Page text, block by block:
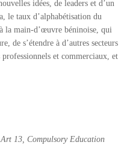
idées, de leaders et d’un
le taux d’alphabétisation du
la main-d’œuvre béninoise, qui
de s’étendre à d’autres secteurs
et commerciaux, et
Art 13, Compulsory Education